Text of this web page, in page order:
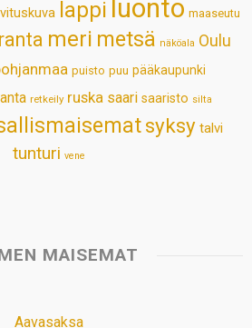
lappi luonto maaseutu
meri metsä näköala Oulu
puisto puu pääkaupunki
retkeily ruska saari saaristo silta
syksy talvi
tunturi vene
MAISEMAT
Aavasaksa